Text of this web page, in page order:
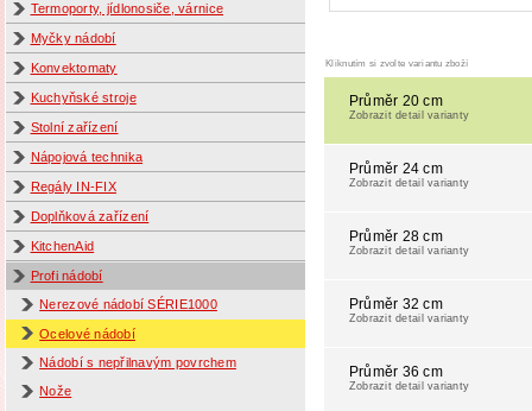
Termoporty, jídlonosiče, várnice
Myčky nádobí
Konvektomaty
Kuchyňské stroje
Stolní zařízení
Nápojová technika
Regály IN-FIX
Doplňková zařízení
KitchenAid
Profi nádobí
Nerezové nádobí SÉRIE1000
Ocelové nádobí
Nádobí s nepřilnavým povrchem
Nože
Kliknutím si zvolte variantu zboží
Průměr 20 cm
Zobrazit detail varianty
Průměr 24 cm
Zobrazit detail varianty
Průměr 28 cm
Zobrazit detail varianty
Průměr 32 cm
Zobrazit detail varianty
Průměr 36 cm
Zobrazit detail varianty